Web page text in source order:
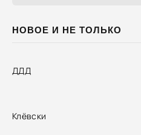
НОВОЕ И НЕ ТОЛЬКО
ДДД
Клёвски